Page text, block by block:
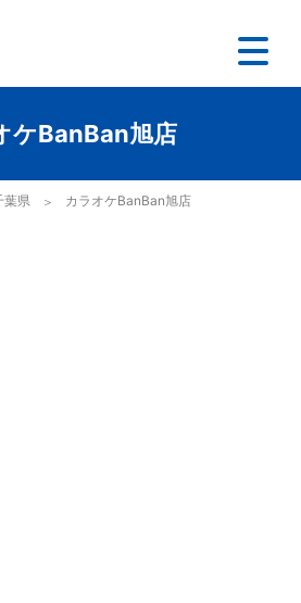
ケBanBan旭店
葉県 カラオケBanBan旭店